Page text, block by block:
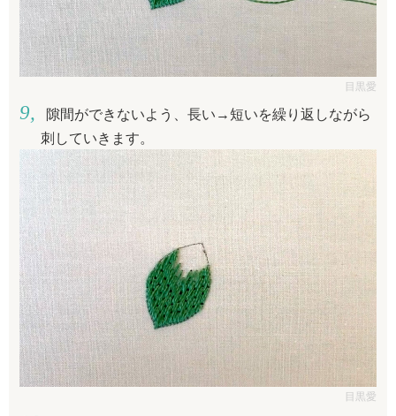
目黒愛
隙間ができないよう、長い→短いを繰り返しながら
刺していきます。
目黒愛